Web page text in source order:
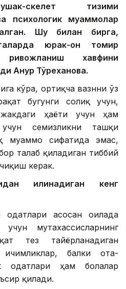
скелет тизими
психологик муаммолар
Шу билан бирга,
юрак-қон томир
ривожланиш хавфини
Ақнур Тўреханова.
кўра, ортиқча вазнни ўз
бугунги соғлиқ учун,
ҳаёти учун ҳам
семизликни ташқи
муаммо сифатида эмас,
талаб қиладиган тиббий
керак.
қилинадиган кенг
одатлари асосан оилада
мутахассисларнинг
тез тайёрланадиган
балки ота-
одатлари ҳам болалар
қилади.